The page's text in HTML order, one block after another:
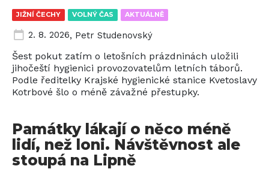
JIŽNÍ ČECHY VOLNÝ ČAS AKTUÁLNĚ
2. 8. 2026, Petr Studenovský
Šest pokut zatím o letošních prázdninách uložili
jihočeští hygienici provozovatelům letních táborů.
Podle ředitelky Krajské hygienické stanice Kvetoslavy
Kotrbové šlo o méně závažné přestupky.
Památky lákají o něco méně
lidí, než loni. Návštěvnost ale
stoupá na Lipně